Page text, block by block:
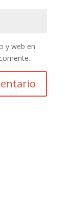
y web en